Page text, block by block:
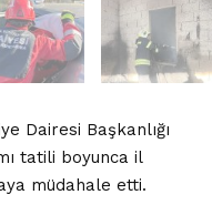
Dairesi Başkanlığı
tatili boyunca il
müdahale etti.